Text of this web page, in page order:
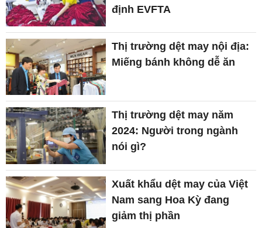
định EVFTA
Thị trường dệt may nội địa:
Miếng bánh không dễ ăn
Thị trường dệt may năm
2024: Người trong ngành
nói gì?
Xuất khẩu dệt may của Việt
Nam sang Hoa Kỳ đang
giảm thị phần